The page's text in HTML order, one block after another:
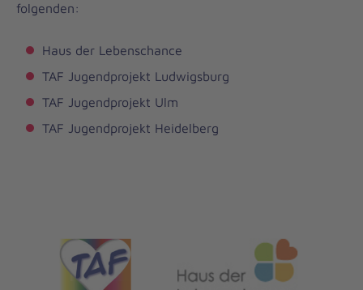
folgenden:
Haus der Lebenschance
TAF Jugendprojekt Ludwigsburg
TAF Jugendprojekt Ulm
TAF Jugendprojekt Heidelberg